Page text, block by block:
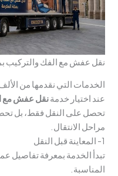
نقل عفش مع الفك والتركيب
الخدمات التي نقدمها من الألف
عند اختيار خدمةنقل عفش مع
تحصل على النقل فقط، بل
مراحل الانتقال.
1- المعاينة قبل النقل
تبدأ الخدمة بمعرفة تفاصيل
المناسبة.